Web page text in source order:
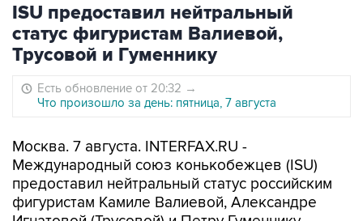
ISU предоставил нейтральный
статус фигуристам Валиевой,
Трусовой и Гуменнику
Есть обновление от 20:32 →
Что произошло за день: пятница, 7 августа
Москва. 7 августа. INTERFAX.RU -
Международный союз конькобежцев (ISU)
предоставил нейтральный статус российским
фигуристам Камиле Валиевой, Александре